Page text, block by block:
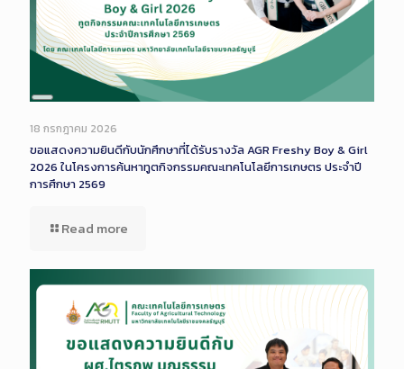
Long
Description
18 กรกฎาคม 2026
ขอแสดงความยินดีกับนักศึกษาที่ได้รับรางวัล AGR Freshy Boy & Girl
2026 ในโครงการค้นหาทูตกิจกรรมคณะเทคโนโลยีการเกษตร ประจำปี
การศึกษา 2569
Read more